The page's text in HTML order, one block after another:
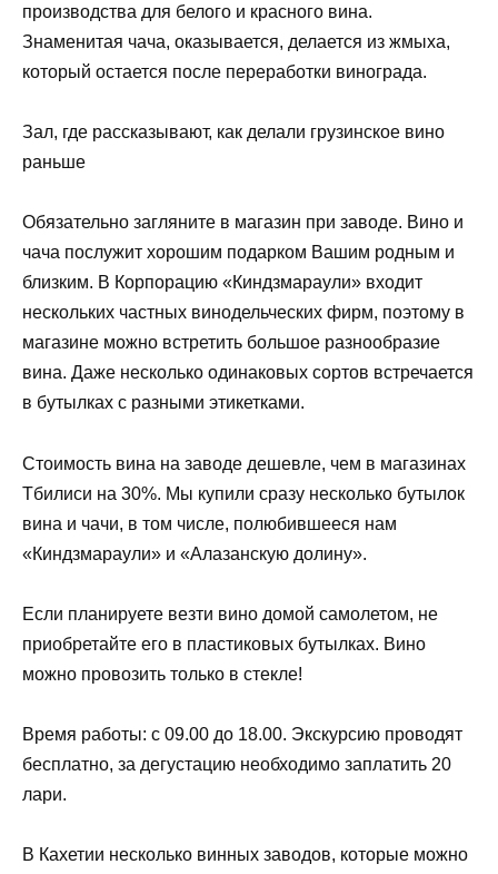
производства для белого и красного вина.
Знаменитая чача, оказывается, делается из жмыха,
который остается после переработки винограда.
Зал, где рассказывают, как делали грузинское вино
раньше
Обязательно загляните в магазин при заводе. Вино и
чача послужит хорошим подарком Вашим родным и
близким. В Корпорацию «Киндзмараули» входит
нескольких частных винодельческих фирм, поэтому в
магазине можно встретить большое разнообразие
вина. Даже несколько одинаковых сортов встречается
в бутылках с разными этикетками.
Стоимость вина на заводе дешевле, чем в магазинах
Тбилиси на 30%. Мы купили сразу несколько бутылок
вина и чачи, в том числе, полюбившееся нам
«Киндзмараули» и «Алазанскую долину».
Если планируете везти вино домой самолетом, не
приобретайте его в пластиковых бутылках. Вино
можно провозить только в стекле!
Время работы: с 09.00 до 18.00. Экскурсию проводят
бесплатно, за дегустацию необходимо заплатить 20
лари.
В Кахетии несколько винных заводов, которые можно